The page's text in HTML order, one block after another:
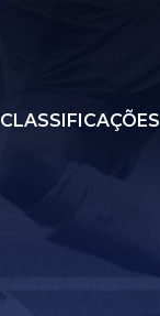
CLASSIFICAÇÕES